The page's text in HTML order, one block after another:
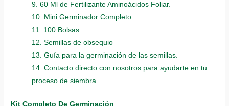
9. 60 Ml de Fertilizante Aminoácidos Foliar.
10. Mini Germinador Completo.
11. 100 Bolsas.
12. Semillas de obsequio
13. Guía para la germinación de las semillas.
14. Contacto directo con nosotros para ayudarte en tu
proceso de siembra.
Kit Completo De Germinación